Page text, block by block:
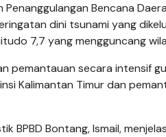
Penanggulangan Bencana
dini tsunami yang
7,7 yang mengguncang
pemantauan secara intensif
Kalimantan Timur dan
BPBD Bontang, Ismail,